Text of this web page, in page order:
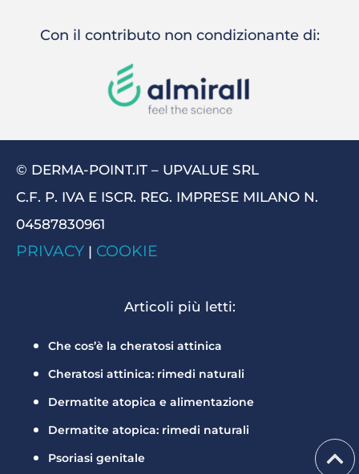
Con il contributo non condizionante di:
© DERMA-POINT.IT – UPVALUE SRL
C.F. P. IVA E ISCR. REG. IMPRESE MILANO N.
04587830961
PRIVACY | COOKIE
Articoli più letti:
Che cos’è la cheratosi attinica
Cheratosi attinica: rimedi naturali
Dermatite atopica e alimentazione
Dermatite atopica: rimedi naturali
Psoriasi genitale